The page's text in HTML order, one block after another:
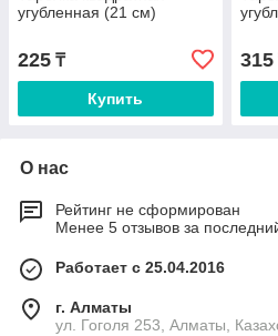
угубленная (21 см)
225 ₸
Купить
315
О нас
Рейтинг не сформирован
Менее 5 отзывов за
Работает с 25.04.2016
г. Алматы
ул. Гоголя 253, Алматы,